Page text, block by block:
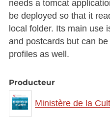
needs a tomcat
be deployed so that it
local folder. Its main use
and postcards but can
profiles as well.
Producteur
Ministère de la